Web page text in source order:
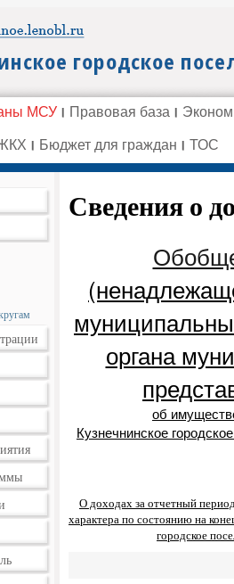
МСУ Правовая база
Бюджет для граждан ТОС
Сведения о
органа
об
Кузнечнинское
О доходах за отчетный
характера по состоянию на
городское